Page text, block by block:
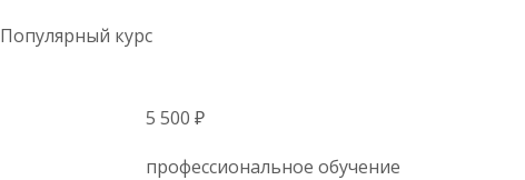
Популярный курс
5 500 ₽
профессиональное обучение